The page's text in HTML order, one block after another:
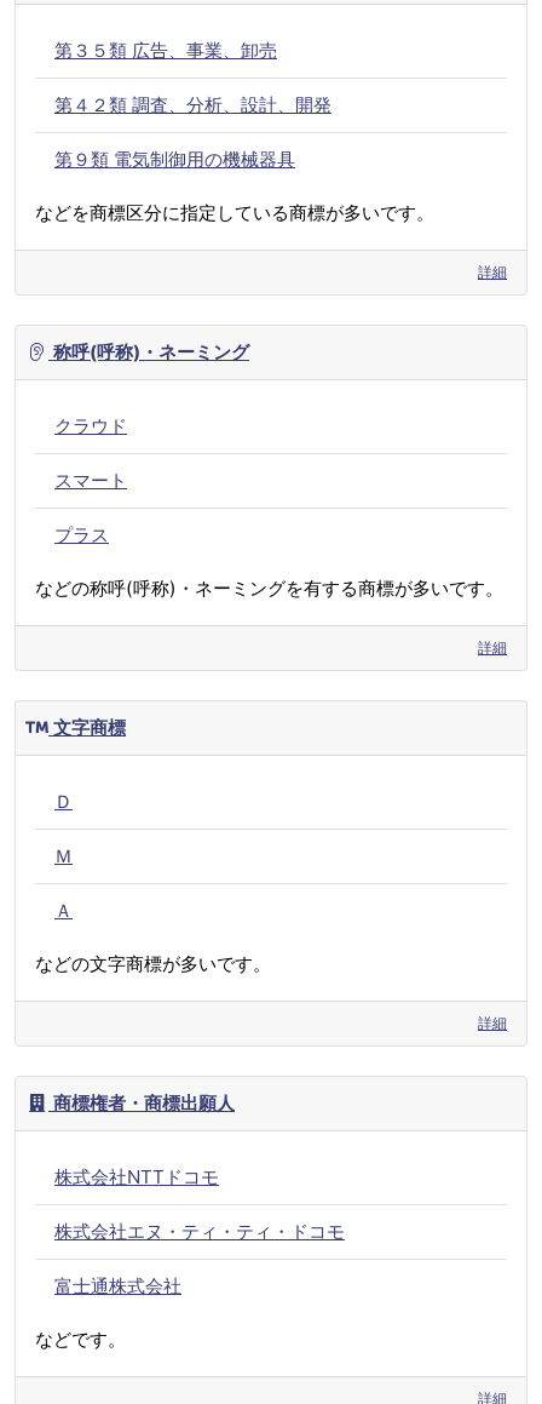
第３５類 広告、事業、卸売
第４２類 調査、分析、設計、開発
第９類 電気制御用の機械器具
などを商標区分に指定している商標が多いです。
詳細
称呼(呼称)・ネーミング
クラウド
スマート
プラス
などの称呼(呼称)・ネーミングを有する商標が多いです。
詳細
文字商標
Ｄ
Ｍ
Ａ
などの文字商標が多いです。
詳細
商標権者・商標出願人
株式会社NTTドコモ
株式会社エヌ・ティ・ティ・ドコモ
富士通株式会社
などです。
詳細